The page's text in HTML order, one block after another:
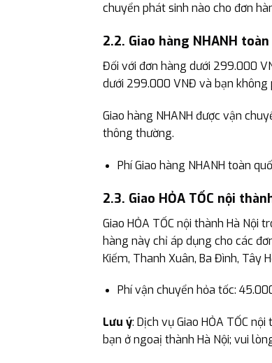
chuyển phát sinh nào cho đơn
2.2. Giao hàng NHANH
Đối với đơn hàng dưới 299.000
dưới 299.000 VNĐ và bạn không
Giao hàng NHANH được vận
thông thường.
Phí Giao hàng NHANH toàn
2.3. Giao HỎA TỐC nội
Giao HỎA TỐC nội thành Hà
hàng này chỉ áp dụng cho các
Kiếm, Thanh Xuân, Ba Đình, Tây
Phí vận chuyển hỏa tốc:
Lưu ý: Dịch vụ Giao HỎA TỐC
bạn ở ngoaị thành Hà Nội; vui